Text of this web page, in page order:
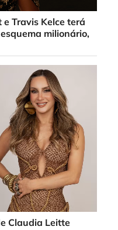
Travis Kelce terá
milionário,
Claudia Leitte